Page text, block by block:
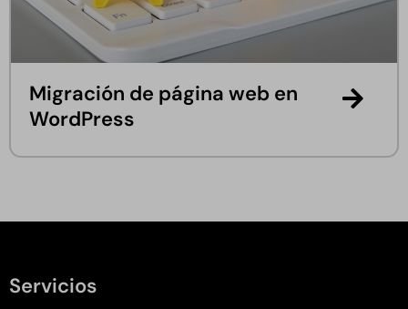
Migración de página web en
WordPress
Servicios